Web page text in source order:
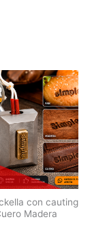
con cauting
Madera